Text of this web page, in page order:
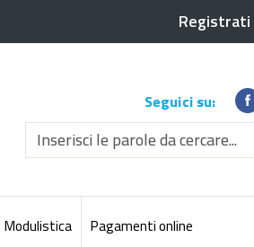
Registrati
Link
social
Seguici su:
Modulistica Pagamenti online